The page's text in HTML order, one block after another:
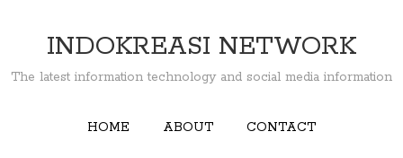
INDOKREASI NETWORK
The latest information technology and social media information
HOME ABOUT CONTACT